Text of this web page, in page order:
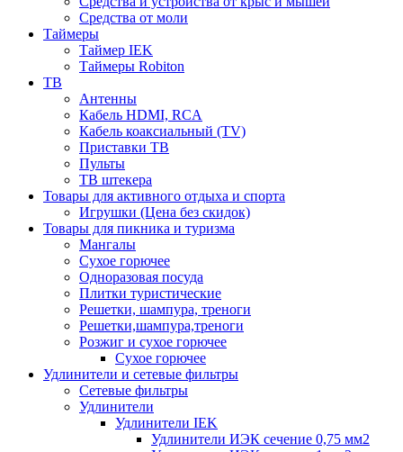
Средства от моли
Таймеры
Таймер IEK
Таймеры Robiton
ТВ
Антенны
Кабель HDMI, RCA
Кабель коаксиальный (TV)
Приставки ТВ
Пульты
ТВ штекера
Товары для активного отдыха и спорта
Игрушки (Цена без скидок)
Товары для пикника и туризма
Мангалы
Сухое горючее
Одноразовая посуда
Плитки туристические
Решетки, шампура, треноги
Решетки,шампура,треноги
Розжиг и сухое горючее
Сухое горючее
Удлинители и сетевые фильтры
Сетевые фильтры
Удлинители
Удлинители IEK
Удлинители ИЭК сечение 0,75 мм2